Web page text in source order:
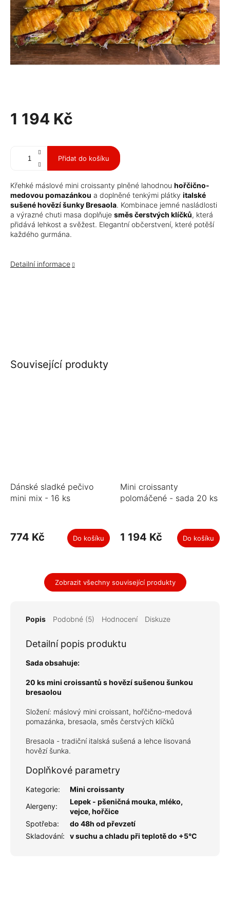
1 194 Kč
Přidat do košíku
Křehké máslové mini croissanty plněné lahodnou hořčično-
medovou pomazánkou a doplněné tenkými plátky italské
sušené hovězí šunky Bresaola. Kombinace jemné nasládlosti
a výrazné chuti masa doplňuje směs čerstvých klíčků, která
přidává lehkost a svěžest. Elegantní občerstvení, které potěší
každého gurmána.
Detailní informace
Související produkty
Dánské sladké pečivo
mini mix - 16 ks
774 Kč Do košíku
Mini croissanty
polomáčené - sada 20 ks
1 194 Kč Do košíku
Zobrazit všechny související produkty
Popis Podobné (5) Hodnocení Diskuze
Detailní popis produktu
Sada obsahuje:
20 ks mini croissantů s hovězí sušenou šunkou
bresaolou
Složení: máslový mini croissant, hořčično-medová
pomazánka, bresaola, směs čerstvých klíčků
Bresaola - tradiční italská sušená a lehce lisovaná
hovězí šunka.
Doplňkové parametry
Kategorie:
Mini croissanty
Alergeny:
Lepek - pšeničná mouka, mléko,
vejce, hořčice
Spotřeba:
do 48h od převzetí
Skladování: v suchu a chladu při teplotě do +5°C